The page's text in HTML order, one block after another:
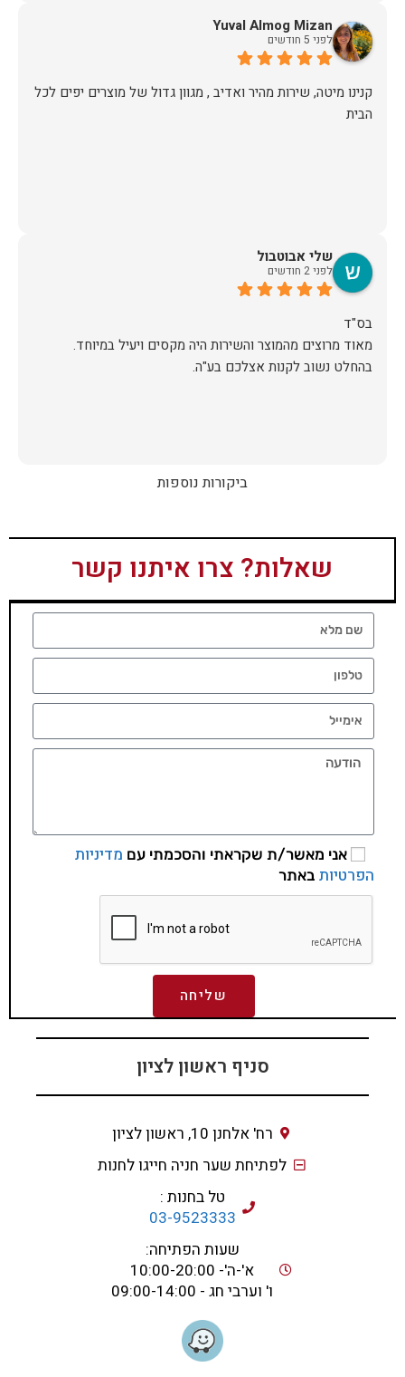
Yuval Almog Mizan
לפני 5 חודשים
קנינו מיטה, שירות מהיר ואדיב , מגוון גדול של מוצרים יפים לכל
הבית
שלי אבוטבול
לפני 2 חודשים
מאוד מרוצים מהמוצר והשירות היה מקסים ויעיל במיוחד.
בהחלט נשוב לקנות אצלכם בע"ה.
ביקורות נוספות
שאלות? צרו איתנו קשר
אני מאשר/ת שקראתי והסכמתי עם מדיניות
הפרטיות באתר
שליחה
סניף ראשון לציון
רח' אלחנן 10, ראשון לציון
לפתיחת שער חניה חייגו לחנות
טל בחנות :
03-9523333
שעות הפתיחה:
א'-ה'- 10:00-20:00
ו' וערבי חג - 09:00-14:00